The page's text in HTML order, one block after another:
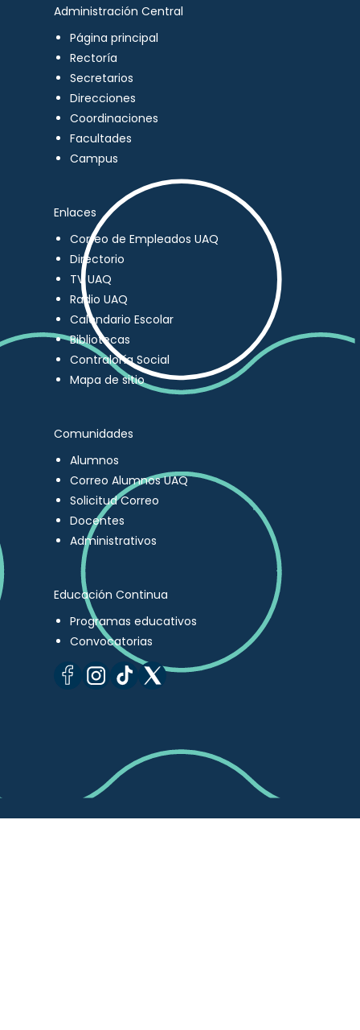
Administración Central
Página principal
Rectoría
Secretarios
Direcciones
Coordinaciones
Facultades
Campus
Enlaces
Correo de Empleados UAQ
Directorio
TV UAQ
Radio UAQ
Calendario Escolar
Bibliotecas
Contraloría Social
Mapa de sitio
Comunidades
Alumnos
Correo Alumnos UAQ
Solicitud Correo
Docentes
Administrativos
Educación Continua
Programas educativos
Convocatorias